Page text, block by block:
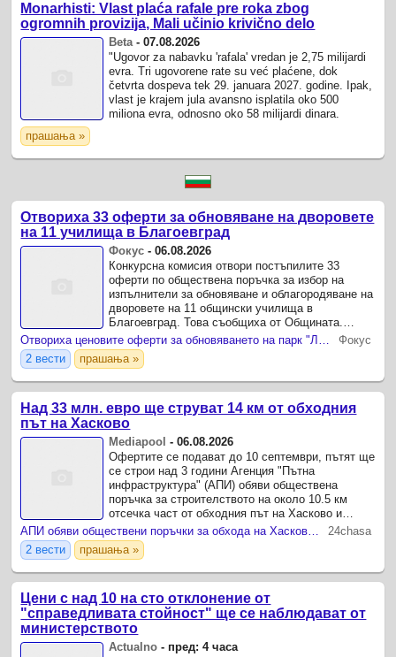
Monarhisti: Vlast plaća rafale pre roka zbog
ogromnih provizija, Mali učinio krivično delo
Beta-07.08.2026
"Ugovor za nabavku 'rafala' vredan je 2,75 milijardi
evra. Tri ugovorene rate su već plaćene, dok
četvrta dospeva tek 29. januara 2027. godine. Ipak,
vlast je krajem jula avansno isplatila oko 500
miliona evra, odnosno oko 58 milijardi dinara.
прашања »
Отвориха 33 оферти за обновяване на дворовете
на 11 училища в Благоевград
Фокус -06.08.2026
Конкурсна комисия отвори постъпилите 33
оферти по обществена поръчка за избор на
изпълнители за обновяване и облагородяване на
дворовете на 11 общински училища в
Благоевград. Това съобщиха от Общината.
Кандидатите за извършване на строително-
монтажните дейности са 10.
Отвориха ценовите оферти за обновяването на парк "Ловен дом" и "Ботаническа градина"
Фокус
2 вести
прашања »
Над 33 млн. евро ще струват 14 км от обходния
път на Хасково
Mediapool -06.08.2026
Офертите се подават до 10 септември, пътят ще
се строи над 3 години Агенция "Пътна
инфраструктура" (АПИ) обяви обществена
поръчка за строителството на около 10.5 км
отсечка част от обходния път на Хасково и
ремонт на още 4 км с прогнозна стойност над
33.3 милиона евро без ДДС.
24chasa
2 вести
прашања »
Цени с над 10 на сто отклонение от
"справедливата стойност" ще се наблюдават от
министерството
Actualno - пред: 4 часа